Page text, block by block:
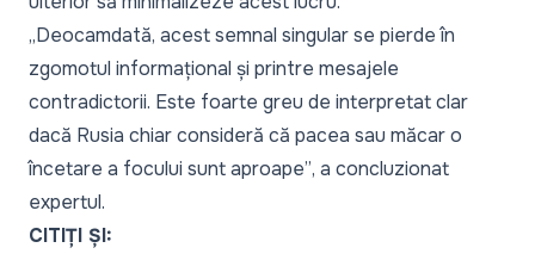
„Deocamdată, acest semnal singular se pierde în
zgomotul informațional și printre mesajele
contradictorii. Este foarte greu de interpretat clar
dacă Rusia chiar consideră că pacea sau măcar o
încetare a focului sunt aproape”, a concluzionat
expertul.
CITIȚI ȘI: